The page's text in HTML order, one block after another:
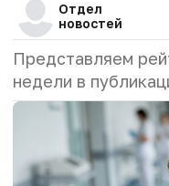
Отдел
новостей
Представляем
недели в